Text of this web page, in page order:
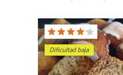
Dificultad baja